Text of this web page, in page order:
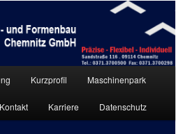
Kurzprofil Maschinenpark
Kontakt Karriere Datenschutz